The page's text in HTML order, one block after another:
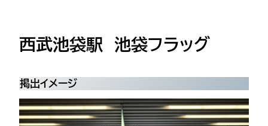
西武池袋駅 池袋フラッグ
掲出イメージ